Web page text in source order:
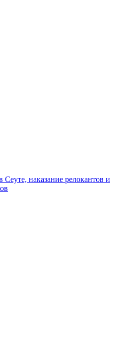
наказание релокантов и